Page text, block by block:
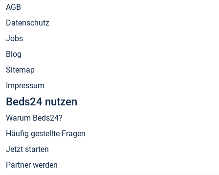
AGB
Datenschutz
Jobs
Blog
Sitemap
Impressum
Beds24 nutzen
Warum Beds24?
Häufig gestellte Fragen
Jetzt starten
Partner werden